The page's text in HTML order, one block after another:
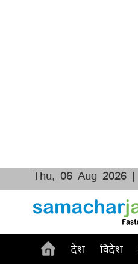
Thu, 06 Aug 2026 |
देश विदेश